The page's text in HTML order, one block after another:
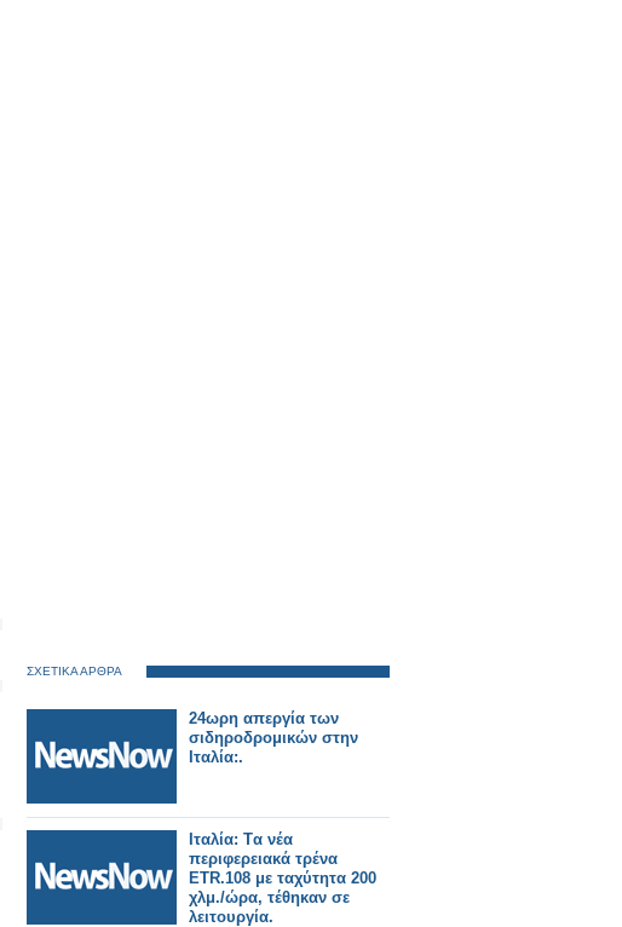
ΣΧΕΤΙΚΑ ΑΡΘΡΑ
24ωρη απεργία των
σιδηροδρομικών στην
Ιταλία:.
Ιταλία: Tα νέα
περιφερειακά τρένα
ETR.108 με ταχύτητα 200
χλμ./ώρα, τέθηκαν σε
λειτουργία.